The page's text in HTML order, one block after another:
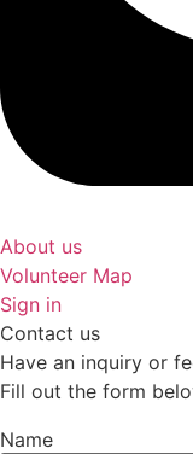
About us
Volunteer Map
Sign in
Contact us
Have an inquiry or
Fill out the form
Name